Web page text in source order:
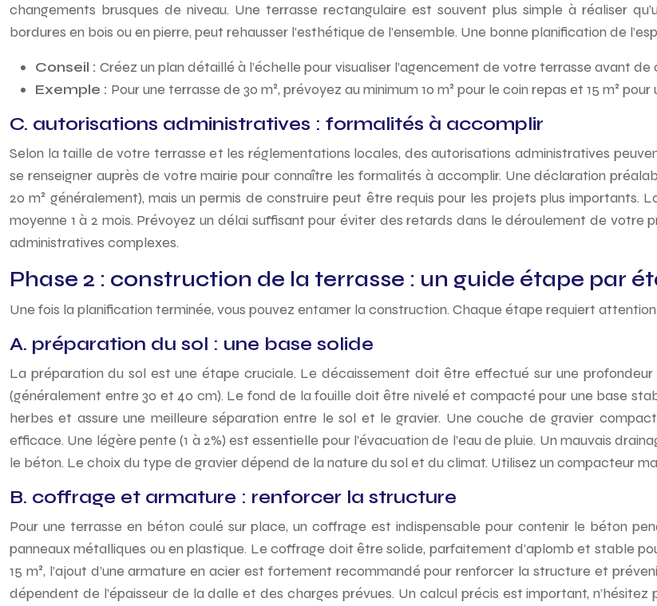
changements brusques de niveau. Une terrasse rectangulaire est souvent plus simple à réaliser
bordures en bois ou en pierre, peut rehausser l’esthétique de l’ensemble. Une bonne planification de
Conseil : Créez un plan détaillé à l’échelle pour visualiser l’agencement de votre terrasse avant
Exemple : Pour une terrasse de 30 m², prévoyez au minimum 10 m² pour le coin repas et 15 m²
C. autorisations administratives : formalités à accomplir
Selon la taille de votre terrasse et les réglementations locales, des autorisations administratives
se renseigner auprès de votre mairie pour connaître les formalités à accomplir. Une déclaration
20 m² généralement), mais un permis de construire peut être requis pour les projets plus importants.
moyenne 1 à 2 mois. Prévoyez un délai suffisant pour éviter des retards dans le déroulement de
administratives complexes.
Phase 2 : construction de la terrasse : un guide étape par
Une fois la planification terminée, vous pouvez entamer la construction. Chaque étape requiert
A. préparation du sol : une base solide
La préparation du sol est une étape cruciale. Le décaissement doit être effectué sur une
(généralement entre 30 et 40 cm). Le fond de la fouille doit être nivelé et compacté pour une base
herbes et assure une meilleure séparation entre le sol et le gravier. Une couche de gravier
efficace. Une légère pente (1 à 2%) est essentielle pour l’évacuation de l’eau de pluie. Un mauvais
le béton. Le choix du type de gravier dépend de la nature du sol et du climat. Utilisez un compacteur
B. coffrage et armature : renforcer la structure
Pour une terrasse en béton coulé sur place, un coffrage est indispensable pour contenir le béton
panneaux métalliques ou en plastique. Le coffrage doit être solide, parfaitement d’aplomb et stable
15 m², l’ajout d’une armature en acier est fortement recommandé pour renforcer la structure et
dépendent de l’épaisseur de la dalle et des charges prévues. Un calcul précis est important,